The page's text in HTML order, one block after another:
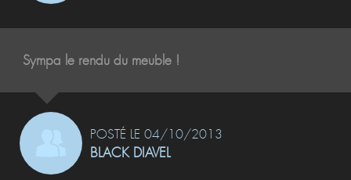
Sympa le rendu du meuble !
POSTÉ LE 04/10/2013
BLACK DIAVEL